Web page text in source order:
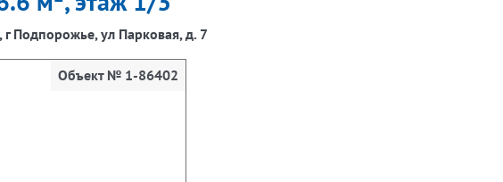
Подпорожье, ул Парковая, д. 7
Объект № 1-86402